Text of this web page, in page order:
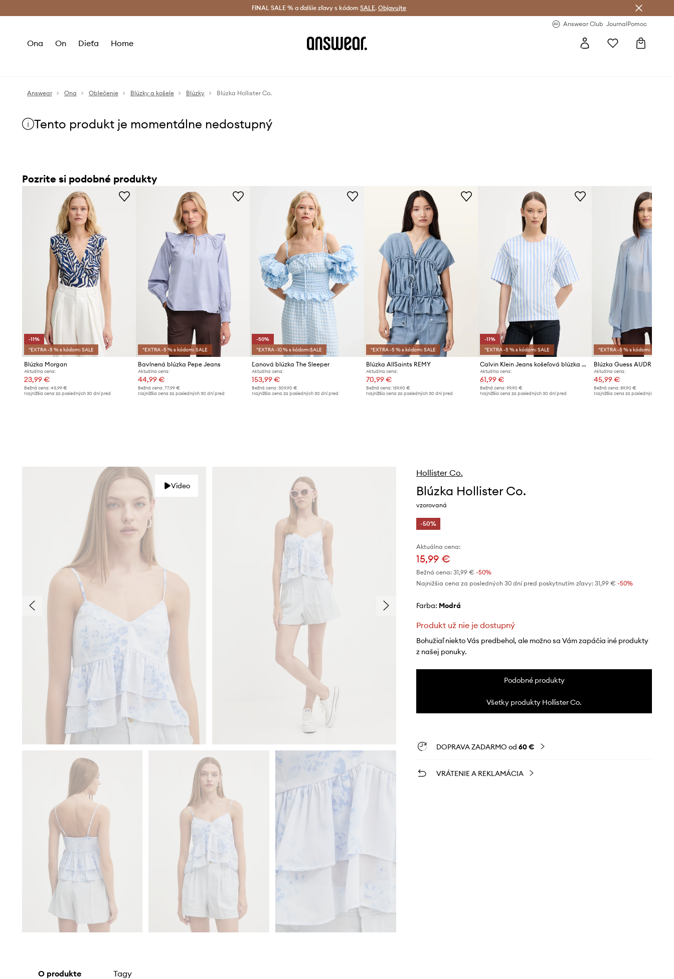
Bezplatná doprava od 60 € > Doručenie aj do 24 h >
FINAL SALE % a ďalšie zľavy s kódom SALE. Objavujte
Answear Club JournalPomoc
Ona On Dieťa Home
Answear Ona Oblečenie Blúzky a košele Blúzky Blúzka Hollister Co.
Tento produkt je momentálne nedostupný
Pozrite si podobné produkty
-11%
*EXTRA -5 % s kódom: SALE
Blúzka Morgan
Aktuálna cena:
23,99 €
Bežná cena: 43,99 €
Najnižšia cena za posledných 30 dní pred
*EXTRA -5 % s kódom: SALE
Bavlnená blúzka Pepe Jeans
Aktuálna cena:
44,99 €
Bežná cena:77,99 €
Najnižšia cena za posledných 30 dní pred
-50%
*EXTRA -10 % s kódom:SALE
Ľanová blúzka The Sleeper
Aktuálna cena:
153,99 €
Bežná cena: 309,90 €
Najnižšia cena za posledných 30 dní pred
*EXTRA -5 % s kódom: SALE
Blúzka AllSaints REMY
Aktuálna cena:
70,99 €
Bežná cena: 159,90 €
Najnižšia cena za posledných 30 dní pred
-11%
*EXTRA -5 % s kódom: SALE
Calvin Klein Jeans košeľová blúzka dámska bavlnená
Aktuálna cena:
61,99 €
Bežná cena:99,90 €
Najnižšia cena za posledných 30 dní pred
*EXTRA -5 % s kódom: SALE
Blúzka Guess AUDRINE
Aktuálna cena:
45,99 €
Bežná cena: 89,90 €
Najnižšia cena za posledných 30 dní
Video
Hollister Co.
Blúzka Hollister Co.
vzorovaná
-50%
Aktuálna cena:
15,99 €
Bežná cena: 31,99 € -50%
Najnižšia cena za posledných 30 dní pred poskytnutím zľavy: 31,99 € -50%
Farba: modrá
Produkt už nie je dostupný
Bohužiaľ niekto Vás predbehol, ale možno sa Vám zapáčia iné produkty
z našej ponuky.
Podobné produkty
Všetky produkty Hollister Co.
DOPRAVA ZADARMO od 60 €
VRÁTENIE A REKLAMÁCIA
O produkte Tagy